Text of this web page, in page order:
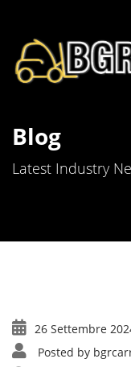
Blog
Latest Industry
26 Settembre
Posted by